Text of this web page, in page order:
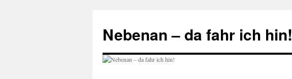
springen
Nebenan – da fahr ich hin!